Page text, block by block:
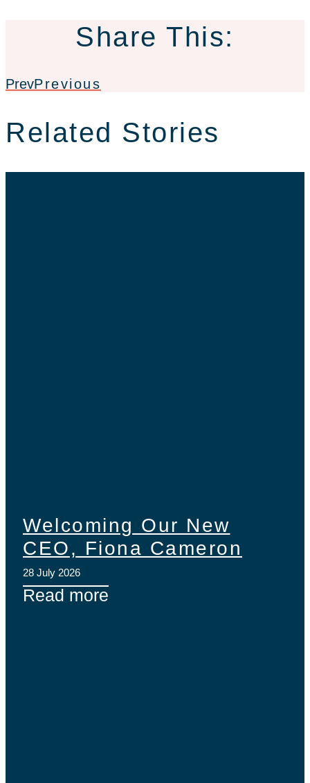
Share This:
PrevPrevious
Related Stories
Welcoming Our New
CEO, Fiona Cameron
28 July 2026
Read more